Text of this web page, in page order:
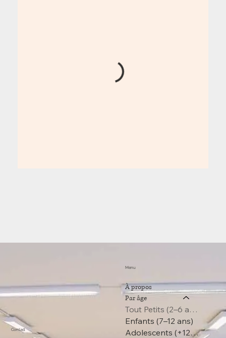
Contact
Menu
À propos
Par âge
Tout Petits (2–6 ans)
Enfants (7–12 ans)
Adolescents (+12 ans)